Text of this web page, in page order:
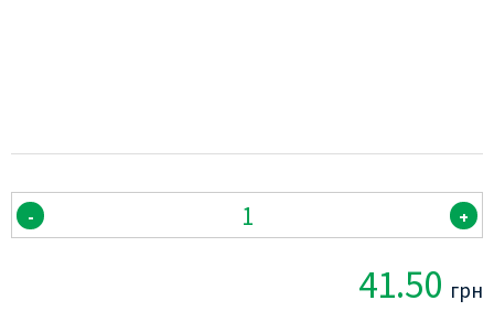
- +
41.50 грн